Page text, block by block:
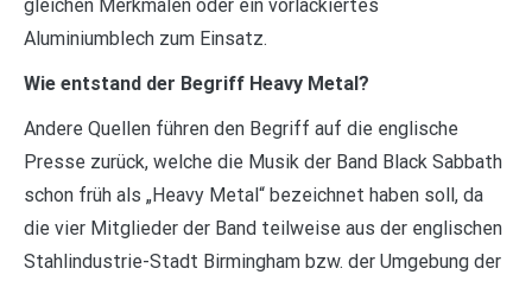
gleichen Merkmalen oder ein vorlackiertes
Aluminiumblech zum Einsatz.
Wie entstand der Begriff Heavy Metal?
Andere Quellen führen den Begriff auf die englische
Presse zurück, welche die Musik der Band Black Sabbath
schon früh als „Heavy Metal“ bezeichnet haben soll, da
die vier Mitglieder der Band teilweise aus der englischen
Stahlindustrie-Stadt Birmingham bzw. der Umgebung der